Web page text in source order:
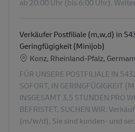
ab 20:00 Uhr (bis 6:00 Uhr).
Verkäufer Postfiliale (m,w,d) in
Geringfügigkeit (Minijob)
Ubicación
Konz, Rheinland-Pfalz,
FÜR UNSERE POSTFILIALE IN
SOFORT, IN GERINGFÜGIGKEIT
INSGESAMT 3,5 STUNDEN PRO
BEFRISTET, SUCHEN WIR.
(m/w/d). Sie sind kunden- und